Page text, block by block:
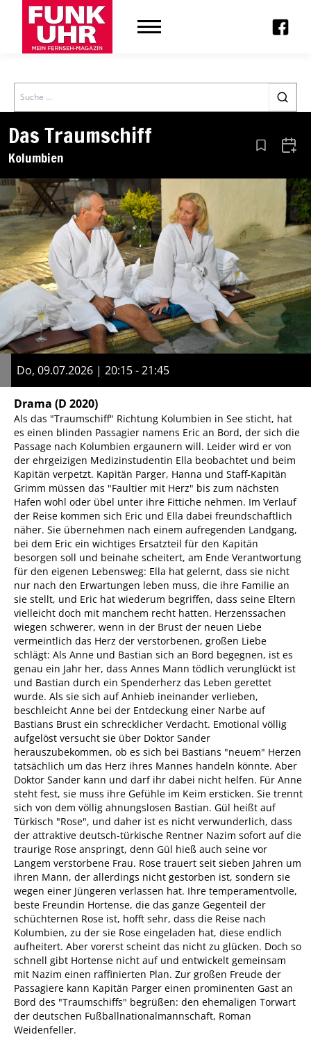
Search
Das Traumschiff
Kolumbien Aus den
Do, 09.07.2026 | 20:15 - 21:45
Drama (D 2020)
Als das "Traumschiff" Richtung Kolumbien in See sticht, hat
es einen blinden Passagier namens Eric an Bord, der sich die
Passage nach Kolumbien ergaunern will. Leider wird er von
der ehrgeizigen Medizinstudentin Ella beobachtet und beim
Kapitän verpetzt. Kapitän Parger, Hanna und Staff-Kapitän
Grimm müssen das "Faultier mit Herz" bis zum nächsten
Hafen wohl oder übel unter ihre Fittiche nehmen. Im Verlauf
der Reise kommen sich Eric und Ella dabei freundschaftlich
näher. Sie übernehmen nach einem aufregenden Landgang,
bei dem Eric ein wichtiges Ersatzteil für den Kapitän
besorgen soll und beinahe scheitert, am Ende Verantwortung
für den eigenen Lebensweg: Ella hat gelernt, dass sie nicht
nur nach den Erwartungen leben muss, die ihre Familie an
sie stellt, und Eric hat wiederum begriffen, dass seine Eltern
vielleicht doch mit manchem recht hatten. Herzenssachen
wiegen schwerer, wenn in der Brust der neuen Liebe
vermeintlich das Herz der verstorbenen, großen Liebe
schlägt: Als Anne und Bastian sich an Bord begegnen, ist es
genau ein Jahr her, dass Annes Mann tödlich verunglückt ist
und Bastian durch ein Spenderherz das Leben gerettet
wurde. Als sie sich auf Anhieb ineinander verlieben,
beschleicht Anne bei der Entdeckung einer Narbe auf
Bastians Brust ein schrecklicher Verdacht. Emotional völlig
aufgelöst versucht sie über Doktor Sander
herauszubekommen, ob es sich bei Bastians "neuem" Herzen
tatsächlich um das Herz ihres Mannes handeln könnte. Aber
Doktor Sander kann und darf ihr dabei nicht helfen. Für Anne
steht fest, sie muss ihre Gefühle im Keim ersticken. Sie trennt
sich von dem völlig ahnungslosen Bastian. Gül heißt auf
Türkisch "Rose", und daher ist es nicht verwunderlich, dass
der attraktive deutsch-türkische Rentner Nazim sofort auf die
traurige Rose anspringt, denn Gül hieß auch seine vor
Langem verstorbene Frau. Rose trauert seit sieben Jahren um
ihren Mann, der allerdings nicht gestorben ist, sondern sie
wegen einer Jüngeren verlassen hat. Ihre temperamentvolle,
beste Freundin Hortense, die das ganze Gegenteil der
schüchternen Rose ist, hofft sehr, dass die Reise nach
Kolumbien, zu der sie Rose eingeladen hat, diese endlich
aufheitert. Aber vorerst scheint das nicht zu glücken. Doch so
schnell gibt Hortense nicht auf und entwickelt gemeinsam
mit Nazim einen raffinierten Plan. Zur großen Freude der
Passagiere kann Kapitän Parger einen prominenten Gast an
Bord des "Traumschiffs" begrüßen: den ehemaligen Torwart
der deutschen Fußballnationalmannschaft, Roman
Weidenfeller.